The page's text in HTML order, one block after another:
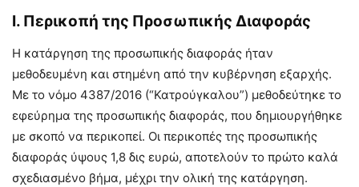
Ι. Περικοπή της Προσωπικής Διαφοράς
Η κατάργηση της προσωπικής διαφοράς ήταν
μεθοδευμένη και στημένη από την κυβέρνηση εξαρχής.
Με το νόμο 4387/2016 (“Κατρούγκαλου”) μεθοδεύτηκε το
εφεύρημα της προσωπικής διαφοράς, που δημιουργήθηκε
με σκοπό να περικοπεί. Οι περικοπές της προσωπικής
διαφοράς ύψους 1,8 δις ευρώ, αποτελούν το πρώτο καλά
σχεδιασμένο βήμα, μέχρι την ολική της κατάργηση.